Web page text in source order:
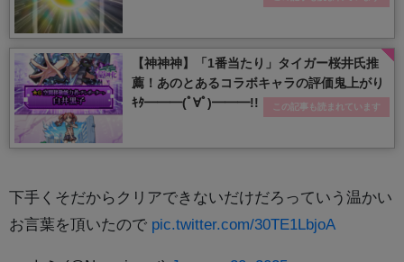
【神神神】「1番当たり」タイガー桜井氏推
薦！あのとあるコラボキャラの評価鬼上がり
ｷﾀ━━━(ﾟ∀ﾟ)━━━!!
この記事も読まれています
下手くそだからクリアできないだけだろっていう温かい
お言葉を頂いたので pic.twitter.com/30TE1LbjoA